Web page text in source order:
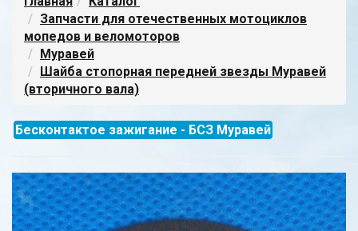
Запчасти для отечественных мотоциклов
мопедов и веломоторов
Муравей
Шайба стопорная передней звезды Муравей
(вторичного вала)
Бесконтактое зажигание - БСЗ Муравей